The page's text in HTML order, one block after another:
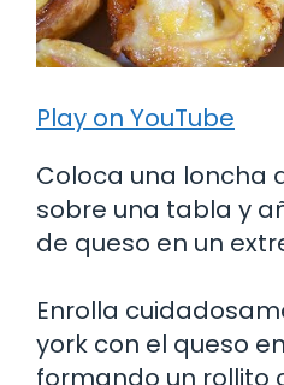
Play on YouTube
Coloca una loncha
sobre una tabla y
de queso en un
Enrolla
york con el queso
formando un rollito